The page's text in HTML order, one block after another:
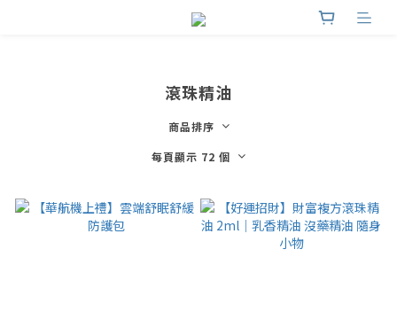
滾珠精油
商品排序
每頁顯示 72 個